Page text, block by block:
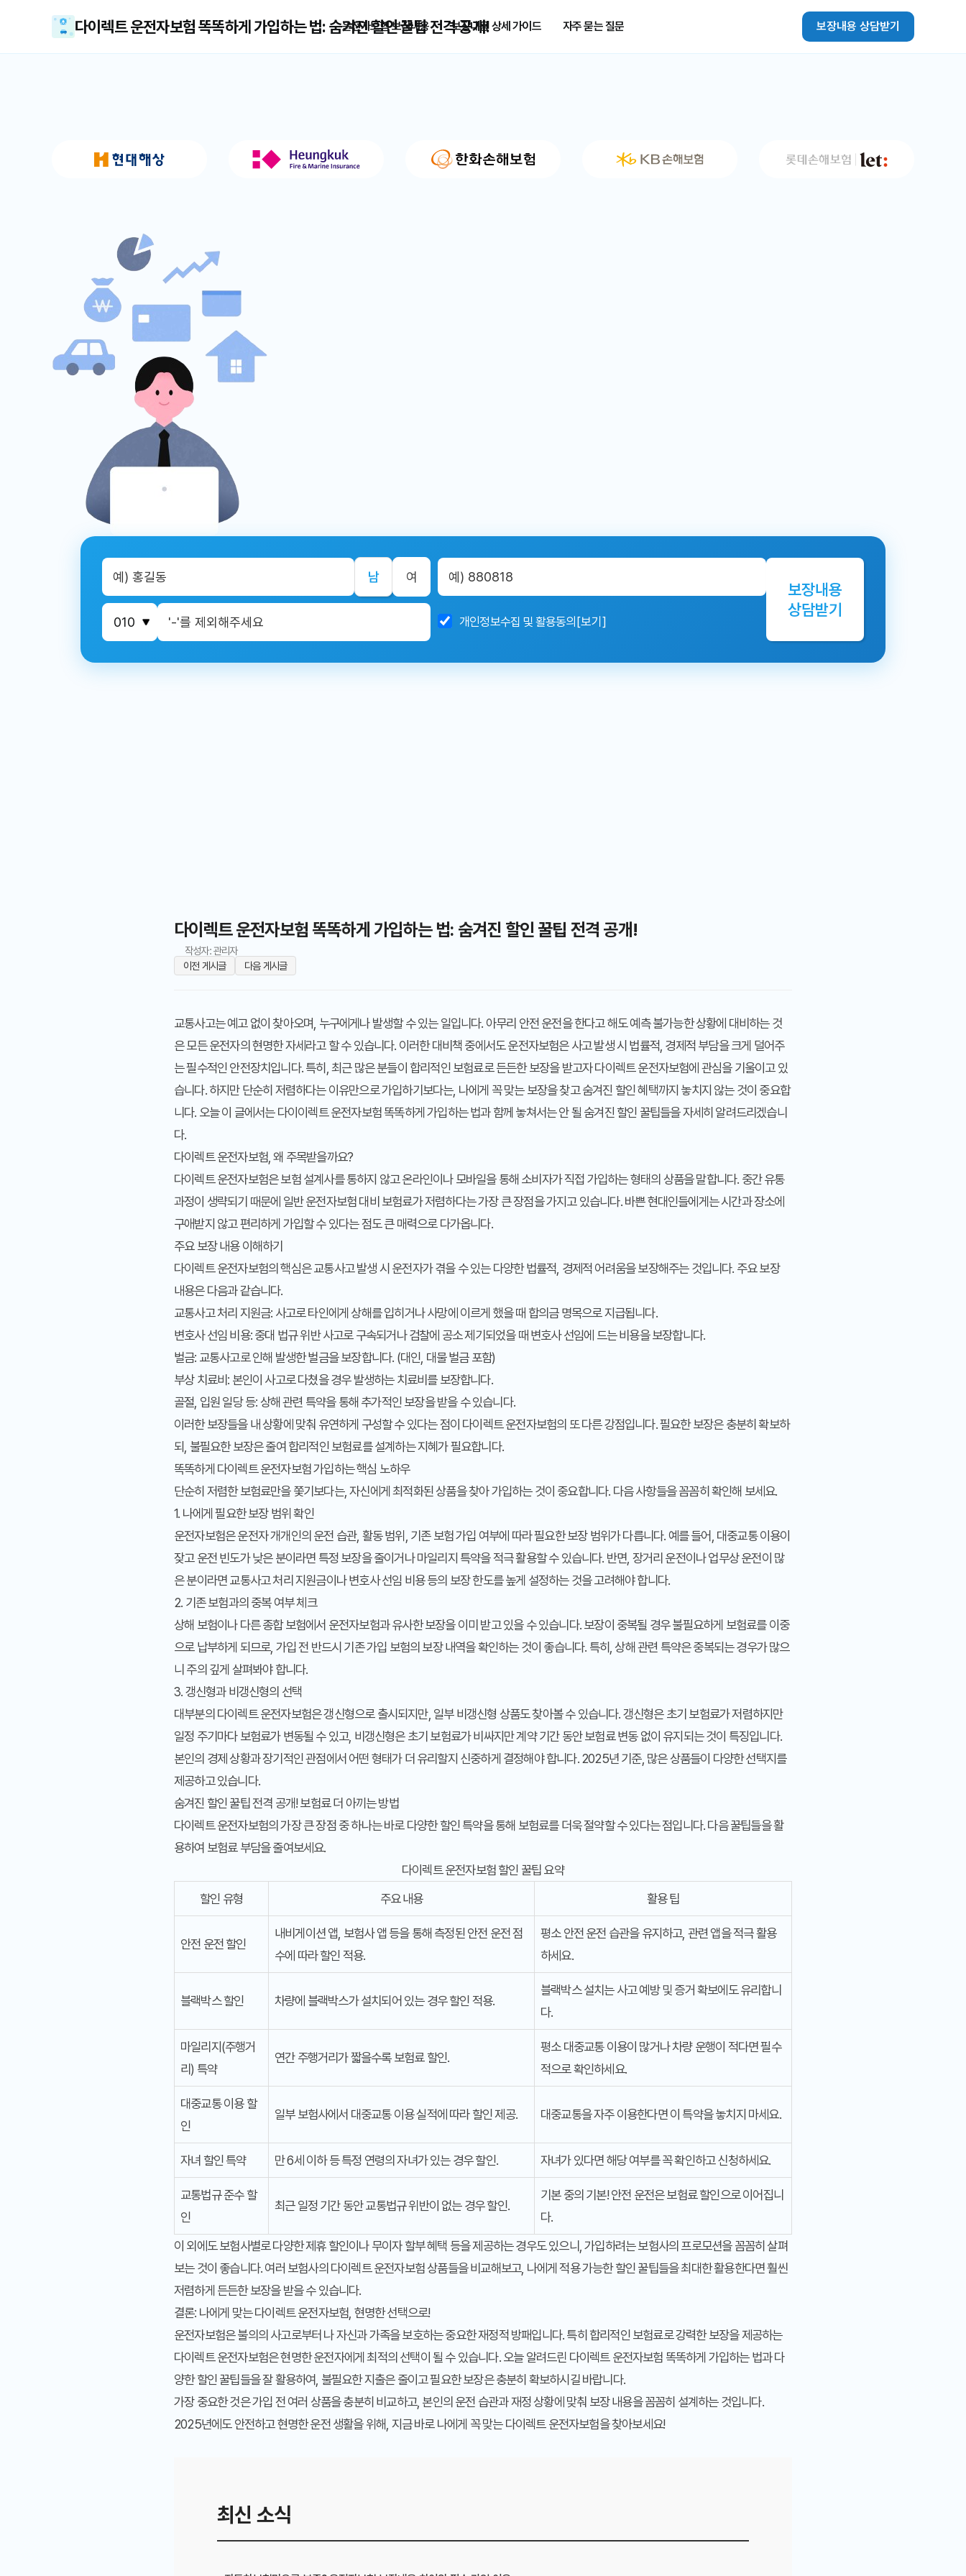
다이렉트 운전자보험 똑똑하게 가입하는 법: 숨겨진 할인 꿀팁 전격 공개!
운전자보험 보장내용 보장내용 상세 가이드 자주 묻는 질문 보장내용 상담받기
남 여
개인정보수집 및 활용동의 [보기]
보장내용
상담받기
다이렉트 운전자보험 똑똑하게 가입하는 법: 숨겨진 할인 꿀팁 전격 공개!
작성자: 관리자
이전 게시글
다음 게시글
교통사고는 예고 없이 찾아오며, 누구에게나 발생할 수 있는 일입니다. 아무리 안전 운전을 한다고 해도 예측 불가능한 상황에 대비하는 것
은 모든 운전자의 현명한 자세라고 할 수 있습니다. 이러한 대비책 중에서도 운전자보험은 사고 발생 시 법률적, 경제적 부담을 크게 덜어주
는 필수적인 안전장치입니다. 특히, 최근 많은 분들이 합리적인 보험료로 든든한 보장을 받고자다이렉트 운전자보험에 관심을 기울이고 있
습니다. 하지만 단순히 저렴하다는 이유만으로 가입하기보다는, 나에게 꼭 맞는 보장을 찾고 숨겨진 할인 혜택까지 놓치지 않는 것이 중요합
니다. 오늘 이 글에서는다이이렉트 운전자보험 똑똑하게 가입하는 법과 함께 놓쳐서는 안 될 숨겨진 할인 꿀팁들을 자세히 알려드리겠습니
다.
다이렉트 운전자보험, 왜 주목받을까요?
다이렉트 운전자보험은 보험 설계사를 통하지 않고 온라인이나 모바일을 통해 소비자가 직접 가입하는 형태의 상품을 말합니다. 중간 유통
과정이 생략되기 때문에 일반 운전자보험 대비 보험료가 저렴하다는 가장 큰 장점을 가지고 있습니다. 바쁜 현대인들에게는 시간과 장소에
구애받지 않고 편리하게 가입할 수 있다는 점도 큰 매력으로 다가옵니다.
주요 보장 내용 이해하기
다이렉트 운전자보험의 핵심은 교통사고 발생 시 운전자가 겪을 수 있는 다양한 법률적, 경제적 어려움을 보장해주는 것입니다. 주요 보장
내용은 다음과 같습니다.
교통사고 처리 지원금: 사고로 타인에게 상해를 입히거나 사망에 이르게 했을 때 합의금 명목으로 지급됩니다.
변호사 선임 비용:중대 법규 위반 사고로 구속되거나 검찰에 공소 제기되었을 때 변호사 선임에 드는 비용을 보장합니다.
벌금: 교통사고로 인해 발생한 벌금을 보장합니다. (대인, 대물 벌금 포함)
부상 치료비: 본인이 사고로 다쳤을 경우 발생하는 치료비를 보장합니다.
골절, 입원 일당 등: 상해 관련 특약을 통해 추가적인 보장을 받을 수 있습니다.
이러한 보장들을 내 상황에 맞춰 유연하게 구성할 수 있다는 점이 다이렉트 운전자보험의 또 다른 강점입니다. 필요한 보장은 충분히 확보하
되, 불필요한 보장은 줄여 합리적인 보험료를 설계하는 지혜가 필요합니다.
똑똑하게 다이렉트 운전자보험 가입하는 핵심 노하우
단순히 저렴한 보험료만을 쫓기보다는, 자신에게 최적화된 상품을 찾아 가입하는 것이 중요합니다. 다음 사항들을 꼼꼼히 확인해 보세요.
1. 나에게 필요한 보장 범위 확인
운전자보험은 운전자 개개인의 운전 습관, 활동 범위, 기존 보험 가입 여부에 따라 필요한 보장 범위가 다릅니다. 예를 들어, 대중교통 이용이
잦고 운전 빈도가 낮은 분이라면 특정 보장을 줄이거나 마일리지 특약을 적극 활용할 수 있습니다. 반면, 장거리 운전이나 업무상 운전이 많
은 분이라면 교통사고 처리 지원금이나 변호사 선임 비용 등의 보장 한도를 높게 설정하는 것을 고려해야 합니다.
2. 기존 보험과의 중복 여부 체크
상해 보험이나 다른 종합 보험에서 운전자보험과 유사한 보장을 이미 받고 있을 수 있습니다. 보장이 중복될 경우 불필요하게 보험료를 이중
으로 납부하게 되므로, 가입 전 반드시 기존 가입 보험의 보장 내역을 확인하는 것이 좋습니다. 특히, 상해 관련 특약은 중복되는 경우가 많으
니 주의 깊게 살펴봐야 합니다.
3. 갱신형과 비갱신형의 선택
대부분의 다이렉트 운전자보험은 갱신형으로 출시되지만, 일부 비갱신형 상품도 찾아볼 수 있습니다. 갱신형은 초기 보험료가 저렴하지만
일정 주기마다 보험료가 변동될 수 있고, 비갱신형은 초기 보험료가 비싸지만 계약 기간 동안 보험료 변동 없이 유지되는 것이 특징입니다.
본인의 경제 상황과 장기적인 관점에서 어떤 형태가 더 유리할지 신중하게 결정해야 합니다. 2025년 기준, 많은 상품들이 다양한 선택지를
제공하고 있습니다.
숨겨진 할인 꿀팁 전격 공개! 보험료 더 아끼는 방법
다이렉트 운전자보험의 가장 큰 장점 중 하나는 바로 다양한 할인 특약을 통해 보험료를 더욱 절약할 수 있다는 점입니다. 다음 꿀팁들을 활
용하여 보험료 부담을 줄여보세요.
다이렉트 운전자보험 할인 꿀팁 요약
할인 유형
주요 내용 활용 팁
안전 운전 할인
내비게이션 앱, 보험사 앱 등을 통해 측정된 안전 운전 점
수에 따라 할인 적용.
평소 안전 운전 습관을 유지하고, 관련 앱을 적극 활용
하세요.
블랙박스 할인 차량에 블랙박스가 설치되어 있는 경우 할인 적용.
블랙박스 설치는 사고 예방 및 증거 확보에도 유리합니
다.
마일리지(주행거
리) 특약
연간 주행거리가 짧을수록 보험료 할인.
평소 대중교통 이용이 많거나 차량 운행이 적다면 필수
적으로 확인하세요.
대중교통 이용 할
인
일부 보험사에서 대중교통 이용 실적에 따라 할인 제공. 대중교통을 자주 이용한다면 이 특약을 놓치지 마세요.
자녀 할인 특약 만 6세 이하 등 특정 연령의 자녀가 있는 경우 할인. 자녀가 있다면 해당 여부를 꼭 확인하고 신청하세요.
교통법규 준수 할
인
최근 일정 기간 동안 교통법규 위반이 없는 경우 할인.
기본 중의 기본! 안전 운전은 보험료 할인으로 이어집니
다.
이 외에도 보험사별로 다양한 제휴 할인이나 무이자 할부 혜택 등을 제공하는 경우도 있으니, 가입하려는 보험사의 프로모션을 꼼꼼히 살펴
보는 것이 좋습니다. 여러 보험사의 다이렉트 운전자보험상품들을 비교해보고, 나에게 적용 가능한할인 꿀팁들을 최대한 활용한다면 훨씬
저렴하게 든든한 보장을 받을 수 있습니다.
결론: 나에게 맞는 다이렉트 운전자보험, 현명한 선택으로!
운전자보험은 불의의 사고로부터 나 자신과 가족을 보호하는 중요한 재정적 방패입니다. 특히 합리적인 보험료로 강력한 보장을 제공하는
다이렉트 운전자보험은 현명한 운전자에게 최적의 선택이 될 수 있습니다. 오늘 알려드린 다이렉트 운전자보험 똑똑하게 가입하는 법과 다
양한할인 꿀팁들을 잘 활용하여, 불필요한 지출은 줄이고 필요한 보장은 충분히 확보하시길 바랍니다.
가장 중요한 것은 가입 전 여러 상품을 충분히 비교하고, 본인의 운전 습관과 재정 상황에 맞춰 보장 내용을 꼼꼼히 설계하는 것입니다.
2025년에도 안전하고 현명한 운전 생활을 위해, 지금 바로 나에게 꼭 맞는 다이렉트 운전자보험을 찾아보세요!
최신 소식